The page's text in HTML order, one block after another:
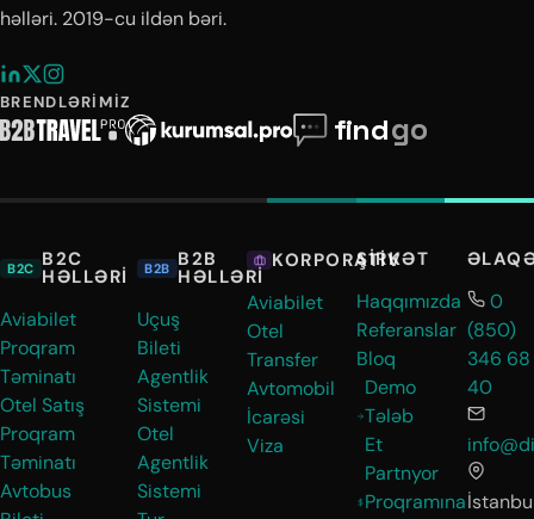
həlləri. 2019-cu ildən bəri.
BRENDLƏRIMIZ
B2C B2C
HƏLLƏRI
Aviabilet
Proqram
Təminatı
Otel Satış
Proqram
Təminatı
Avtobus
B2B B2B
HƏLLƏRI
Uçuş
Bileti
Agentlik
Sistemi
Otel
Agentlik
Sistemi
KORPORATIV
Aviabilet
Otel
Transfer
Avtomobil
İcarəsi
Viza
ŞIRKƏT
Haqqımızda
Referanslar
Bloq
Demo
Tələb
Et
Partnyor
Proqramına
0
(850)
346 68
40